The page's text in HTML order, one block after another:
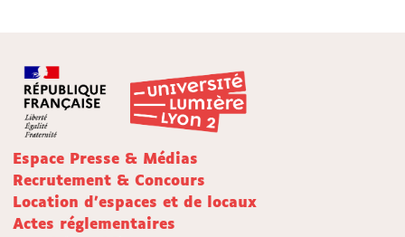
Espace Presse & Médias
Recrutement & Concours
Location d'espaces et de locaux
Actes réglementaires